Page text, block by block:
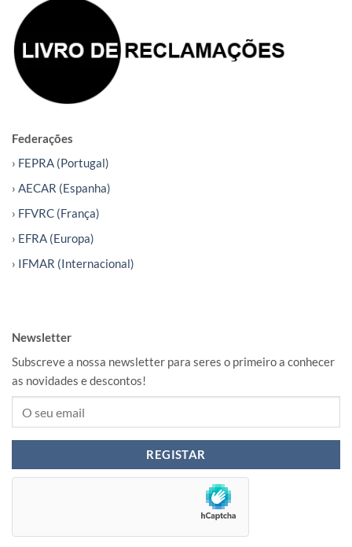
Federações
› FEPRA (Portugal)
› AECAR (Espanha)
› FFVRC (França)
› EFRA (Europa)
› IFMAR (Internacional)
Newsletter
Subscreve a nossa newsletter para seres o primeiro a conhecer
as novidades e descontos!